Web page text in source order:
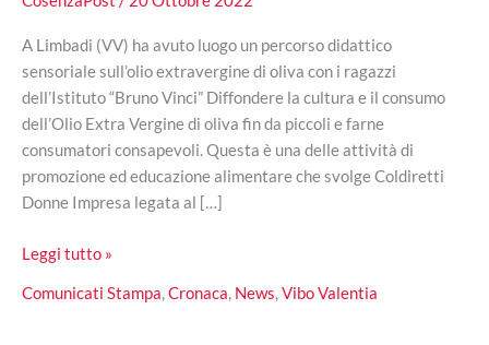
A Limbadi (VV) ha avuto luogo un percorso didattico
sensoriale sull’olio extravergine di oliva con i ragazzi
dell’Istituto “Bruno Vinci” Diffondere la cultura e il consumo
dell’Olio Extra Vergine di oliva fin da piccoli e farne
consumatori consapevoli. Questa è una delle attività di
promozione ed educazione alimentare che svolge Coldiretti
Donne Impresa legata al […]
Coldiretti
l’educazione
Leggi tutto »
Comunicati Stampa,Cronaca, News,Vibo Valentia